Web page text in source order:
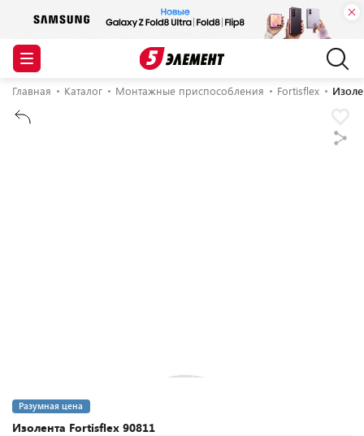
Главная Каталог Монтажные приспособления Fortisflex
Изолента Fortisflex 90811
Разумная цена